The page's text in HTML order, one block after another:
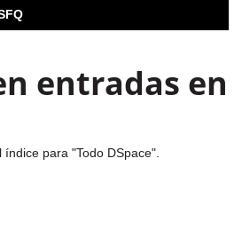
entradas en
para "Todo DSpace".